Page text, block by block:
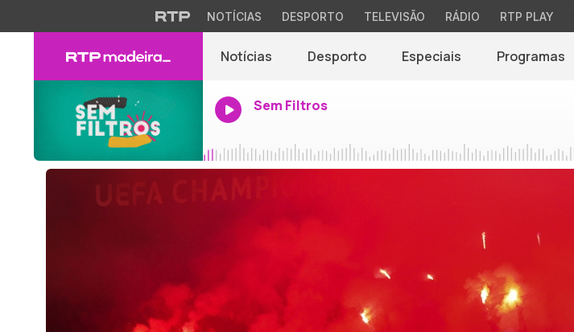
NOTÍCIAS DESPORTO TELEVISÃO RÁDIO RTP PLAY
Notícias Desporto Especiais Programas
Sem Filtros